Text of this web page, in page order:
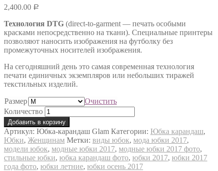
2,400.00 Р
Технология DTG (direct-to-garment — печать особыми
красками непосредственно на ткани). Специальные принтеры
позволяют наносить изображения на футболку без
промежуточных носителей изображения.
На сегодняшний день это самая современная технология
печати единичных экземпляров или небольших тиражей
текстильных изделий.
Размер
Очистить
Количество
Добавить в корзину
Артикул: Юбка-карандаш Glam Категории: Юбка карандаш,
Юбки, Женщинам Метки: виды юбок, мода юбки 2017,
модели юбок, модные юбки 2017, модные юбки 2017 фото,
стильные юбки, юбка карандаш фото, юбки 2017, юбки 2017
года фото, юбки летние, юбки осень 2017